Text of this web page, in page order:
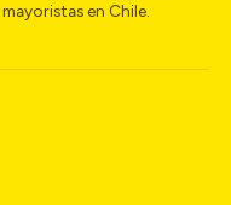
en Chile.